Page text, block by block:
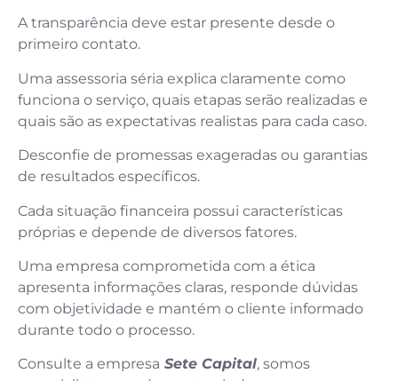
A transparência deve estar presente desde o
primeiro contato.
Uma assessoria séria explica claramente como
funciona o serviço, quais etapas serão realizadas e
quais são as expectativas realistas para cada caso.
Desconfie de promessas exageradas ou garantias
de resultados específicos.
Cada situação financeira possui características
próprias e depende de diversos fatores.
Uma empresa comprometida com a ética
apresenta informações claras, responde dúvidas
com objetividade e mantém o cliente informado
durante todo o processo.
Consulte a empresa Sete Capital, somos